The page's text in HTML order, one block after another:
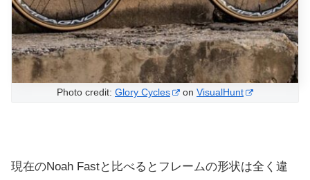
Photo credit: Glory Cycles on VisualHunt
現在のNoah Fastと比べるとフレームの形状は全く違